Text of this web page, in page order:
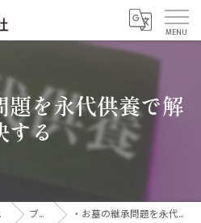
題を永代供養で解
する
式会社 ブログ ・お墓の継承問題を永代供養で解決する